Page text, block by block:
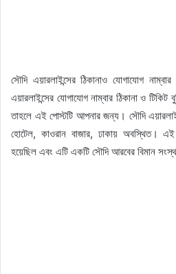
সৌদি এয়ারলাইন্সের ঠিকানাও যোগাযোগ
এয়ারলাইন্সের যোগাযোগ নাম্বার ঠিকানা ও
তাহলে এই পোস্টটি আপনার জন্য। সৌদি
হোটেল, কাওরান বাজার, ঢাকায় অবস্থিত। এই
হয়েছিল এবং এটি একটি সৌদি আরবের বিমান